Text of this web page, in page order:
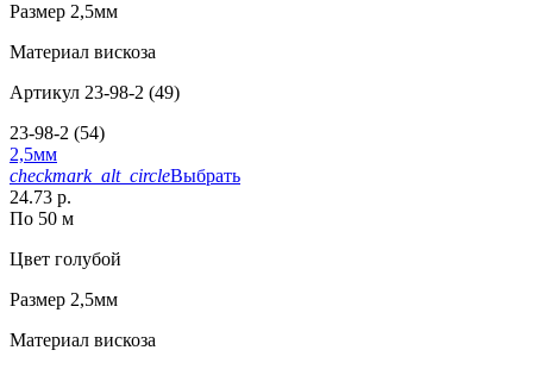
Размер 2,5мм
Материал вискоза
Артикул 23-98-2 (49)
23-98-2 (54)
2,5мм
checkmark_alt_circleВыбрать
24.73 р.
По 50 м
Цвет голубой
Размер 2,5мм
Материал вискоза